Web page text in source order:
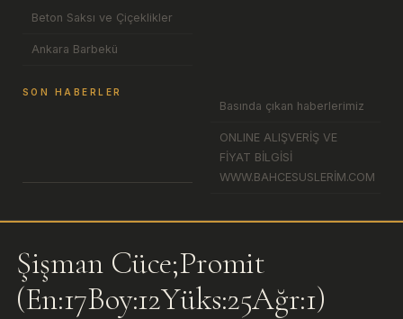
Beton Saksı ve Çiçeklikler
Ankara Barbekü
SON HABERLER
Basında çıkan haberlerimiz
ONLINE ALIŞVERİŞ VE
FİYAT BİLGİSİ
WWW.BAHCESUSLERİM.COM
Şişman Cüce;Promit
(En:17Boy:12Yüks:25Ağr:1)